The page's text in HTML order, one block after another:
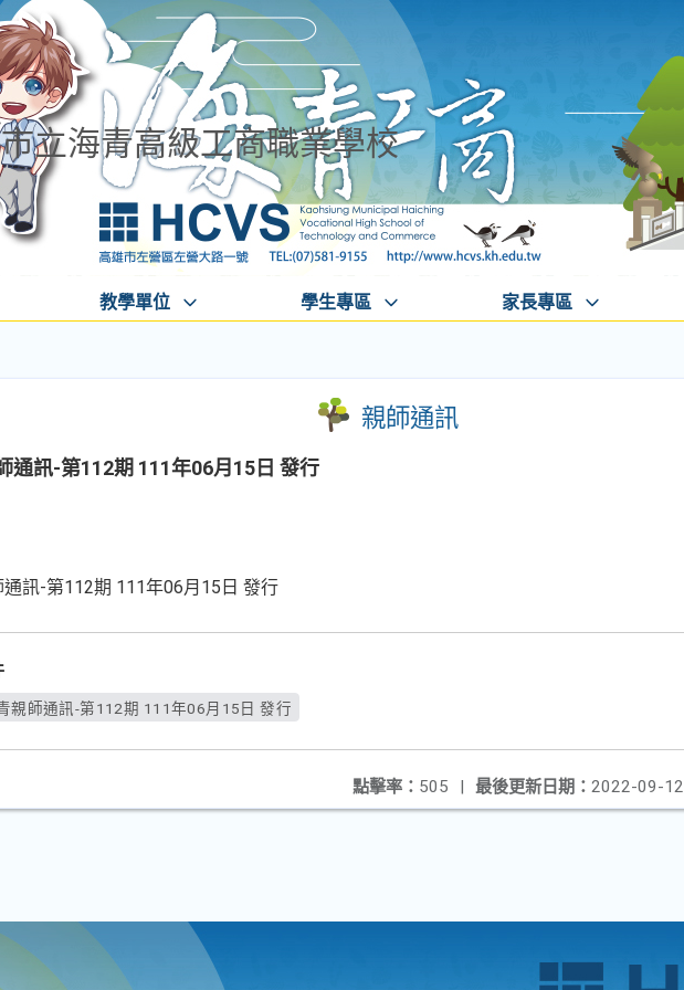
立海青高級工商職業學校
教學單位 學生專區 家長專區
親師通訊
通訊-第112期 111年06月15日 發行
通訊-第112期 111年06月15日 發行
親師通訊-第112期 111年06月15日 發行
最後更新日期： 2022-09-12
點擊率： 505 |